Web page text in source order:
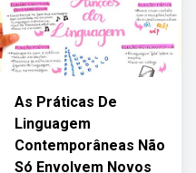
As Práticas De
Linguagem
Contemporâneas Não
Só Envolvem Novos